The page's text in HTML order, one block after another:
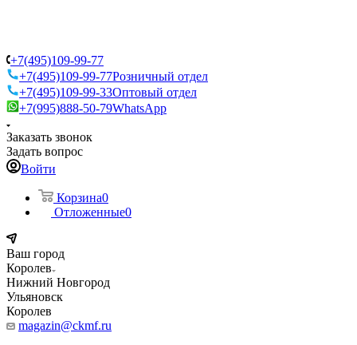
+7(495)109-99-77
+7(495)109-99-77Розничный отдел
+7(495)109-99-33Оптовый отдел
+7(995)888-50-79WhatsApp
Заказать звонок
Задать вопрос
Войти
Корзина0
Отложенные0
Ваш город
Королев
Нижний Новгород
Ульяновск
Королев
magazin@ckmf.ru